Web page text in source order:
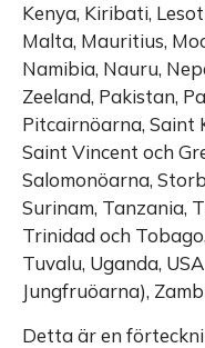
Kenya, Kiribati,
Malta, Mauritius,
Namibia, Nauru,
Zeeland, Pakistan,
Pitcairnöarna, Saint
Saint Vincent och
Salomonöarna,
Surinam, Tanzania,
Trinidad och
Tuvalu, Uganda,
Jungfruöarna),
Detta är en